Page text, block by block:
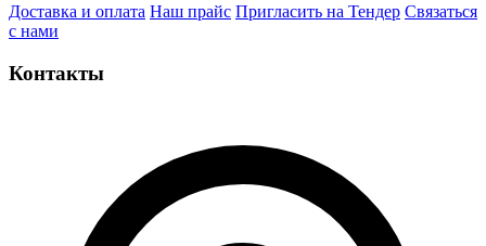
Доставка и оплата Наш прайс Пригласить на Тендер Связаться
с нами
Контакты